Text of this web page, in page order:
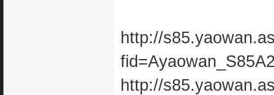
http://
http://